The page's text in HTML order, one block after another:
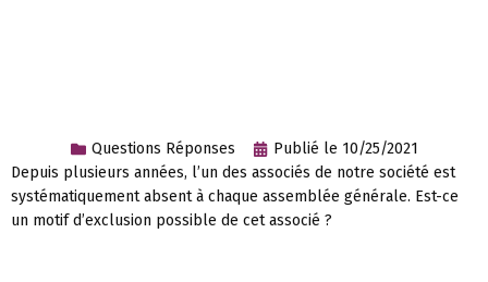
Questions Réponses Publié le 10/25/2021
Depuis plusieurs années, l’un des associés de notre société est
systématiquement absent à chaque assemblée générale. Est-ce
un motif d’exclusion possible de cet associé ?